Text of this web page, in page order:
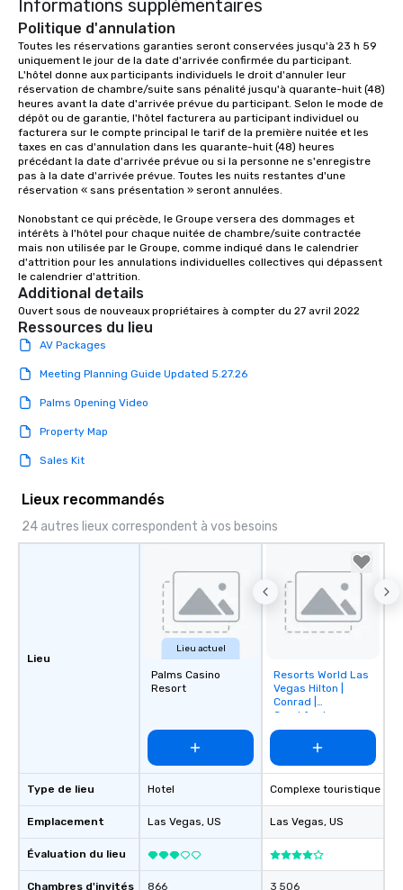
Informations supplémentaires
Politique d'annulation
Toutes les réservations garanties seront conservées jusqu'à 23 h 59
uniquement le jour de la date d'arrivée confirmée du participant.
L'hôtel donne aux participants individuels le droit d'annuler leur
réservation de chambre/suite sans pénalité jusqu'à quarante-huit (48)
heures avant la date d'arrivée prévue du participant. Selon le mode de
dépôt ou de garantie, l'hôtel facturera au participant individuel ou
facturera sur le compte principal le tarif de la première nuitée et les
taxes en cas d'annulation dans les quarante-huit (48) heures
précédant la date d'arrivée prévue ou si la personne ne s'enregistre
pas à la date d'arrivée prévue. Toutes les nuits restantes d'une
réservation « sans présentation » seront annulées.
Nonobstant ce qui précède, le Groupe versera des dommages et
intérêts à l'hôtel pour chaque nuitée de chambre/suite contractée
mais non utilisée par le Groupe, comme indiqué dans le calendrier
d'attrition pour les annulations individuelles collectives qui dépassent
le calendrier d'attrition.
Additional details
Ouvert sous de nouveaux propriétaires à compter du 27 avril 2022
Ressources du lieu
AV Packages
Meeting Planning Guide Updated 5.27.26
Palms Opening Video
Property Map
Sales Kit
Lieux recommandés
24 autres lieux correspondent à vos besoins
Lieu
Type de lieu
Emplacement
Évaluation du lieu
Chambres d'invités
Lieu actuel
Palms Casino
Resort
Hotel
Las Vegas, US
866
Removed from
favorites
Resorts World Las
Vegas Hilton |
Conrad |
Crockfords
Complexe touristique
Las Vegas, US
3 506